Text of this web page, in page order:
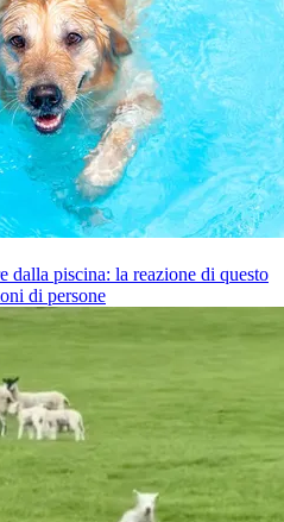
dalla piscina: la reazione di questo
di persone